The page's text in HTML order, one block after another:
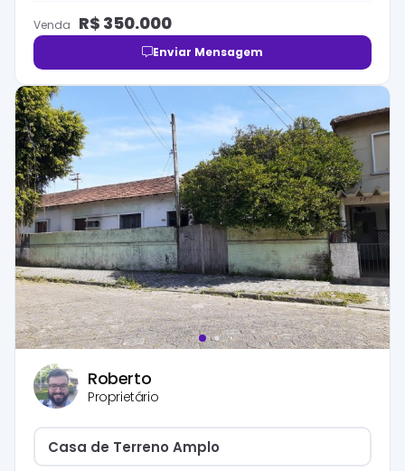
Venda R$ 350.000
Enviar Mensagem
Roberto
Proprietário
Casa de Terreno Amplo